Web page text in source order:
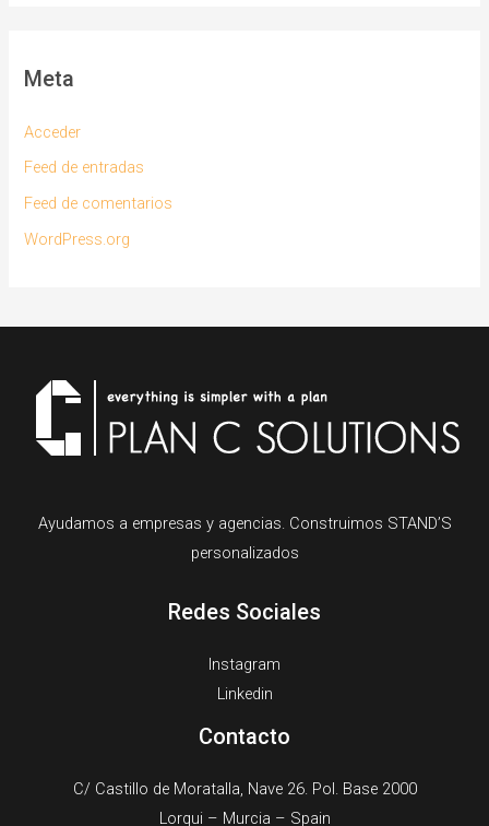
Meta
Acceder
Feed de entradas
Feed de comentarios
WordPress.org
Ayudamos a empresas y agencias. Construimos STAND’S
personalizados
Redes Sociales
Instagram
Linkedin
Contacto
C/ Castillo de Moratalla, Nave 26. Pol. Base 2000
Lorqui – Murcia – Spain​